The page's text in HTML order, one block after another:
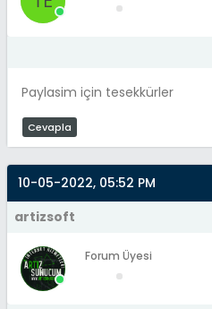
Paylasim için tesekkürler
Cevapla
10-05-2022, 05:52 PM
artizsoft
Forum Üyesi